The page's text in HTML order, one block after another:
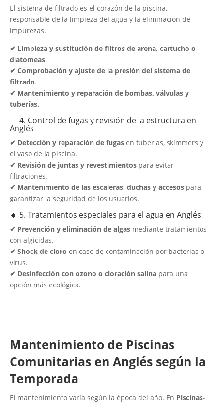
El sistema de filtrado es el corazón de la piscina,
responsable de la limpieza del agua y la eliminación de
impurezas.
✔ Limpieza y sustitución de filtros de arena, cartucho o
diatomeas.
✔ Comprobación y ajuste de la presión del sistema de
filtrado.
✔ Mantenimiento y reparación de bombas, válvulas y
tuberías.
🔹 4. Control de fugas y revisión de la estructura en
Anglés
✔ Detección y reparación de fugas en tuberías, skimmers y
el vaso de la piscina.
✔ Revisión de juntas y revestimientos para evitar
filtraciones.
✔ Mantenimiento de las escaleras, duchas y accesos para
garantizar la seguridad de los usuarios.
🔹 5. Tratamientos especiales para el agua en Anglés
✔ Prevención y eliminación de algas mediante tratamientos
con algicidas.
✔ Shock de cloro en caso de contaminación por bacterias o
virus.
✔ Desinfección con ozono o cloración salina para una
opción más ecológica.
Mantenimiento de Piscinas
Comunitarias en Anglés según la
Temporada
El mantenimiento varía según la época del año. En Piscinas-